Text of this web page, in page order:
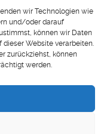
wir Technologien wie
und/oder darauf
können wir Daten
dieser Website verarbeiten.
zurückziehst, können
werden.